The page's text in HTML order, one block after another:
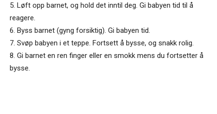
5. Løft opp barnet, og hold det inntil deg. Gi babyen tid til å
reagere.
6. Byss barnet (gyng forsiktig). Gi babyen tid.
7. Svøp babyen i et teppe. Fortsett å bysse, og snakk rolig.
8. Gi barnet en ren finger eller en smokk mens du fortsetter å
bysse.